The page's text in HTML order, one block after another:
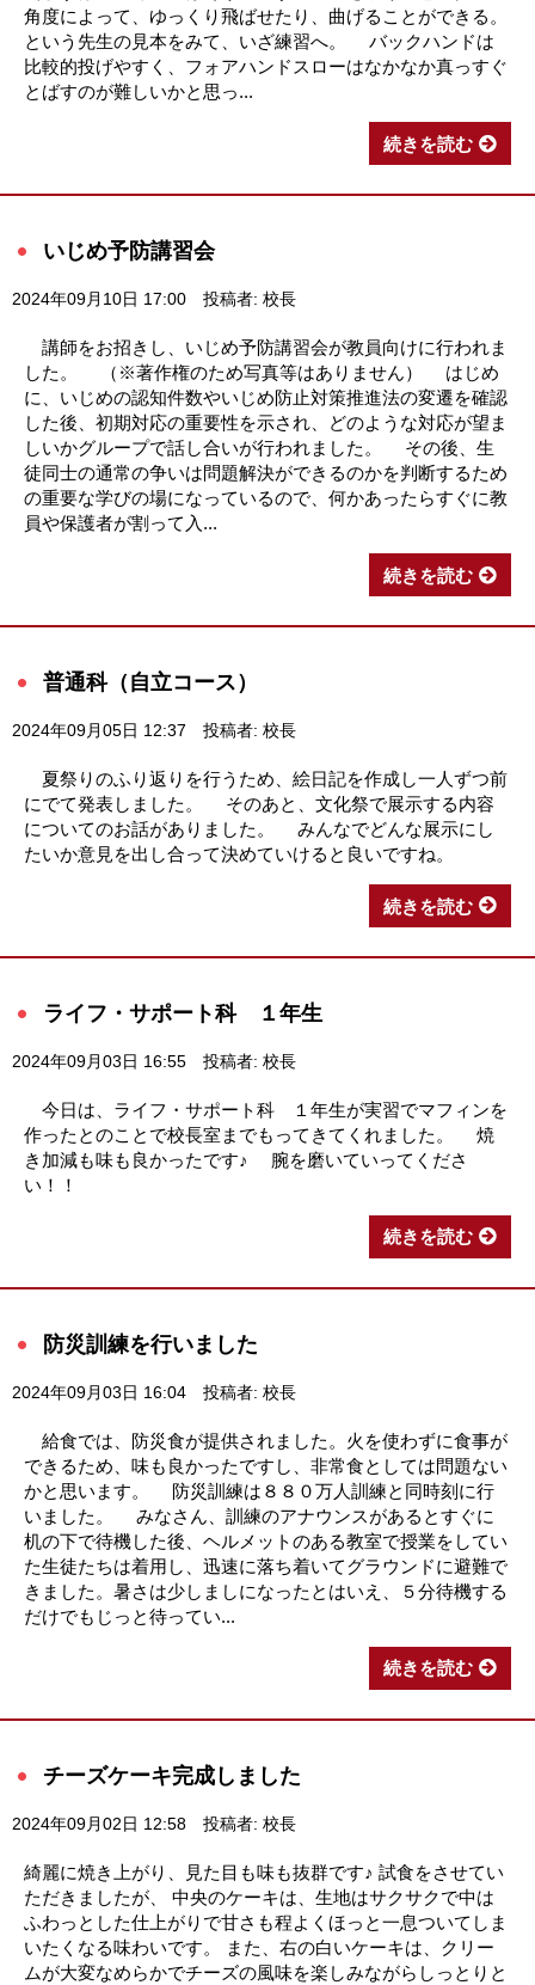
角度によって、ゆっくり飛ばせたり、曲げることができる。
という先生の見本をみて、いざ練習へ。 バックハンドは
比較的投げやすく、フォアハンドスローはなかなか真っすぐ
とばすのが難しいかと思っ...
続きを読む
いじめ予防講習会
2024年09月10日 17:00 投稿者: 校長
講師をお招きし、いじめ予防講習会が教員向けに行われま
した。 （※著作権のため写真等はありません） はじめ
に、いじめの認知件数やいじめ防止対策推進法の変遷を確認
した後、初期対応の重要性を示され、どのような対応が望ま
しいかグループで話し合いが行われました。 その後、生
徒同士の通常の争いは問題解決ができるのかを判断するため
の重要な学びの場になっているので、何かあったらすぐに教
員や保護者が割って入...
続きを読む
普通科（自立コース）
2024年09月05日 12:37 投稿者: 校長
夏祭りのふり返りを行うため、絵日記を作成し一人ずつ前
にでて発表しました。 そのあと、文化祭で展示する内容
についてのお話がありました。 みんなでどんな展示にし
たいか意見を出し合って決めていけると良いですね。
続きを読む
ライフ・サポート科 １年生
2024年09月03日 16:55 投稿者: 校長
今日は、ライフ・サポート科 １年生が実習でマフィンを
作ったとのことで校長室までもってきてくれました。 焼
き加減も味も良かったです♪ 腕を磨いていってくださ
い！！
続きを読む
防災訓練を行いました
2024年09月03日 16:04 投稿者: 校長
給食では、防災食が提供されました。火を使わずに食事が
できるため、味も良かったですし、非常食としては問題ない
かと思います。 防災訓練は８８０万人訓練と同時刻に行
いました。 みなさん、訓練のアナウンスがあるとすぐに
机の下で待機した後、ヘルメットのある教室で授業をしてい
た生徒たちは着用し、迅速に落ち着いてグラウンドに避難で
きました。暑さは少しましになったとはいえ、５分待機する
だけでもじっと待ってい...
続きを読む
チーズケーキ完成しました
2024年09月02日 12:58 投稿者: 校長
綺麗に焼き上がり、見た目も味も抜群です♪ 試食をさせてい
ただきましたが、 中央のケーキは、生地はサクサクで中は
ふわっとした仕上がりで甘さも程よくほっと一息ついてしま
いたくなる味わいです。 また、右の白いケーキは、クリー
ムが大変なめらかでチーズの風味を楽しみながらしっとりと